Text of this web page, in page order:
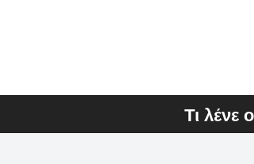
Τι λένε